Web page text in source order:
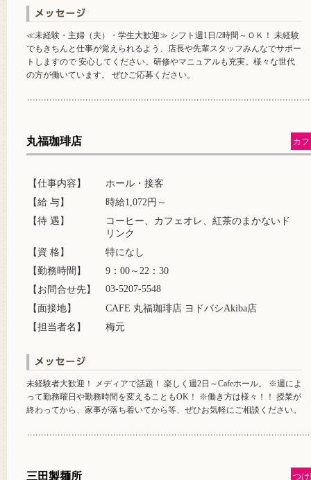
≪未経験・主婦（夫）・学生大歓迎≫ シフト週1日/2時間～ＯＫ！ 未経験
でもきちんと仕事が覚えられるよう、店長や先輩スタッフみんなでサポー
トしますので 安心してください。研修やマニュアルも充実。様々な世代
の方が働いています。 ぜひご応募ください。
丸福珈琲店 カ
【仕事内容】
ホール・接客
【給 与】
時給1,072円～
【待 遇】
コーヒー、カフェオレ、紅茶のまかないド
リンク
【資 格】
特になし
【勤務時間】
9：00～22：30
【お問合せ先】
03-5207-5548
【面接地】
CAFE 丸福珈琲店 ヨドバシAkiba店
【担当者名】
梅元
未経験者大歓迎！ メディアで話題！ 楽しく週2日～Cafeホール。 ※週によ
って勤務曜日や勤務時間を変えることもOK！ ※働き方は様々！！ 授業が
終わってから、家事が落ち着いてから等、ぜひお気軽にご相談ください。
三田製麺所 つ